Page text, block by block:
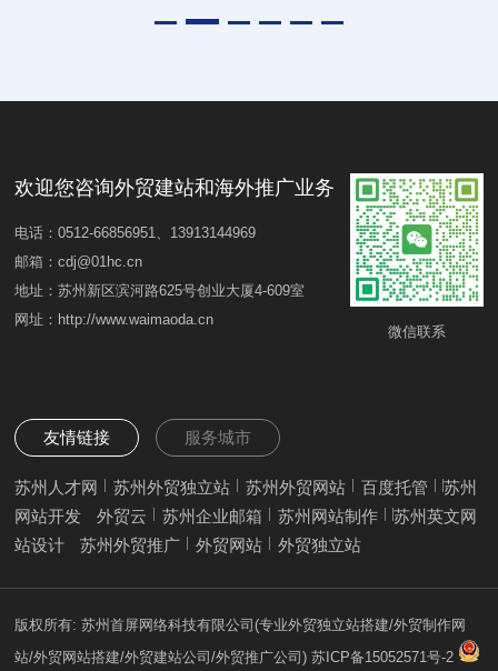
欢迎您咨询外贸建站和海外推广业务
电话：0512-66856951、13913144969
邮箱：cdj@01hc.cn
地址：苏州新区滨河路625号创业大厦4-609室
网址：http://www.waimaoda.cn
微信联系
友情链接 服务城市
苏州人才网 苏州外贸独立站 苏州外贸网站 百度托管
苏州
网站开发
外贸云 苏州企业邮箱 苏州网站制作
苏州英文网
站设计
苏州外贸推广 外贸网站 外贸独立站
版权所有: 苏州首屏网络科技有限公司(专业外贸独立站搭建/外贸制作网
站/外贸网站搭建/外贸建站公司/外贸推广公司)苏ICP备15052571号-2